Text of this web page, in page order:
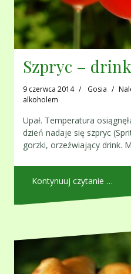
Szpryc –
9 czerwca 2014 Gosia
alkoholem
Upał. Temperatura
dzień nadaje się szpryc
gorzki, orzeźwiający drink.
Kontynuuj czytanie …